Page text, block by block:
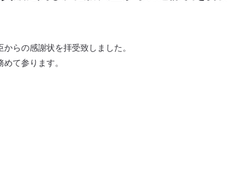
からの感謝状を拝受致しました。
て参ります。